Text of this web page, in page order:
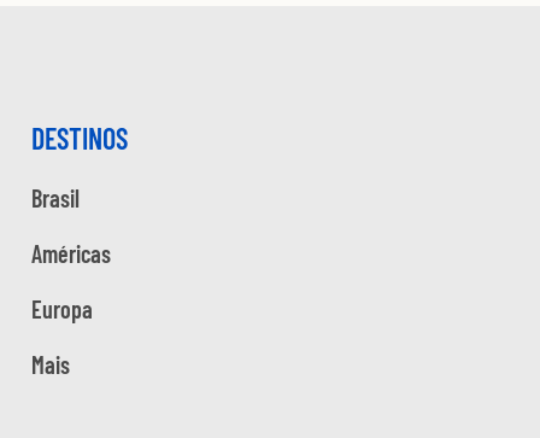
DESTINOS
Brasil
Américas
Europa
Mais